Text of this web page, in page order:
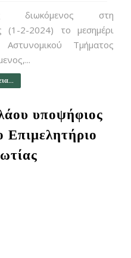
διωκόμενος στη
(1-2-2024) το μεσημέρι
Τμήματος
υποψήφιος
Επιμελητήριο